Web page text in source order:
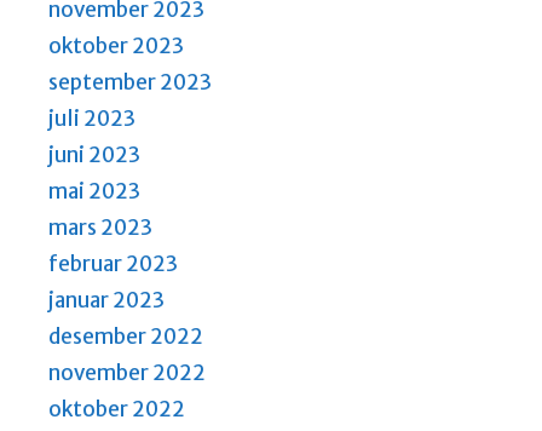
november 2023
oktober 2023
september 2023
juli 2023
juni 2023
mai 2023
mars 2023
februar 2023
januar 2023
desember 2022
november 2022
oktober 2022